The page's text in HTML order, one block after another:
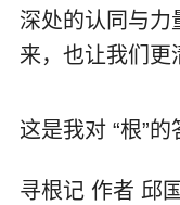
深处的认同与力
来，也让我们更
这是我对 “根”的
寻根记 作者 邱